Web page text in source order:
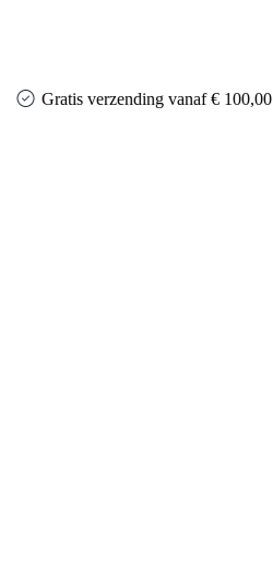
Gratis verzending vanaf € 100,00